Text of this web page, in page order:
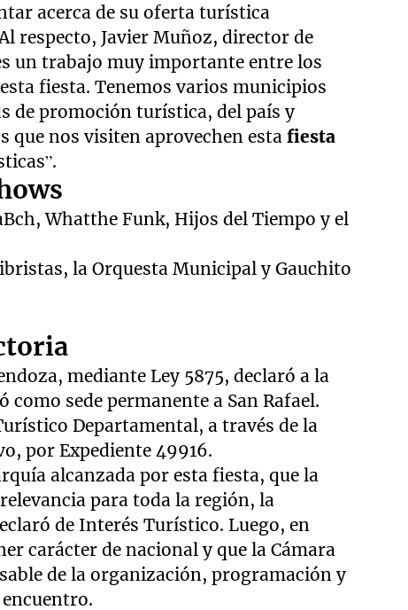
acerca de su oferta turística
respecto, Javier Muñoz, director de
un trabajo muy importante entre los
fiesta. Tenemos varios municipios
de promoción turística, del país y
que nos visiten aprovechen estafiesta
Whatthe Funk, Hijos del Tiempo y el
la Orquesta Municipal y Gauchito
mediante Ley 5875, declaró a la
sede permanente a San Rafael.
Departamental, a través de la
por Expediente 49916.
alcanzada por esta fiesta, que la
para toda la región, la
de Interés Turístico. Luego, en
carácter de nacional y que la Cámara
de la organización, programación y